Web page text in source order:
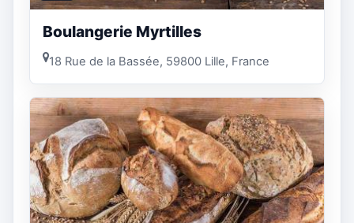
Boulangerie Myrtilles
18 Rue de la Bassée, 59800 Lille, France